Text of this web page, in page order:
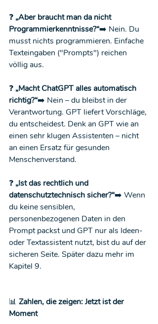
❓ „Aber braucht man da nicht
Programmierkenntnisse?“➡️ Nein. Du
musst nichts programmieren. Einfache
Texteingaben ("Prompts") reichen
völlig aus.
❓ „Macht ChatGPT alles automatisch
richtig?“➡️ Nein – du bleibst in der
Verantwortung. GPT liefert Vorschläge,
du entscheidest. Denk an GPT wie an
einen sehr klugen Assistenten – nicht
an einen Ersatz für gesunden
Menschenverstand.
❓ „Ist das rechtlich und
datenschutztechnisch sicher?“➡️ Wenn
du keine sensiblen,
personenbezogenen Daten in den
Prompt packst und GPT nur als Ideen-
oder Textassistent nutzt, bist du auf der
sicheren Seite. Später dazu mehr im
Kapitel 9.
📊 Zahlen, die zeigen: Jetzt ist der
Moment